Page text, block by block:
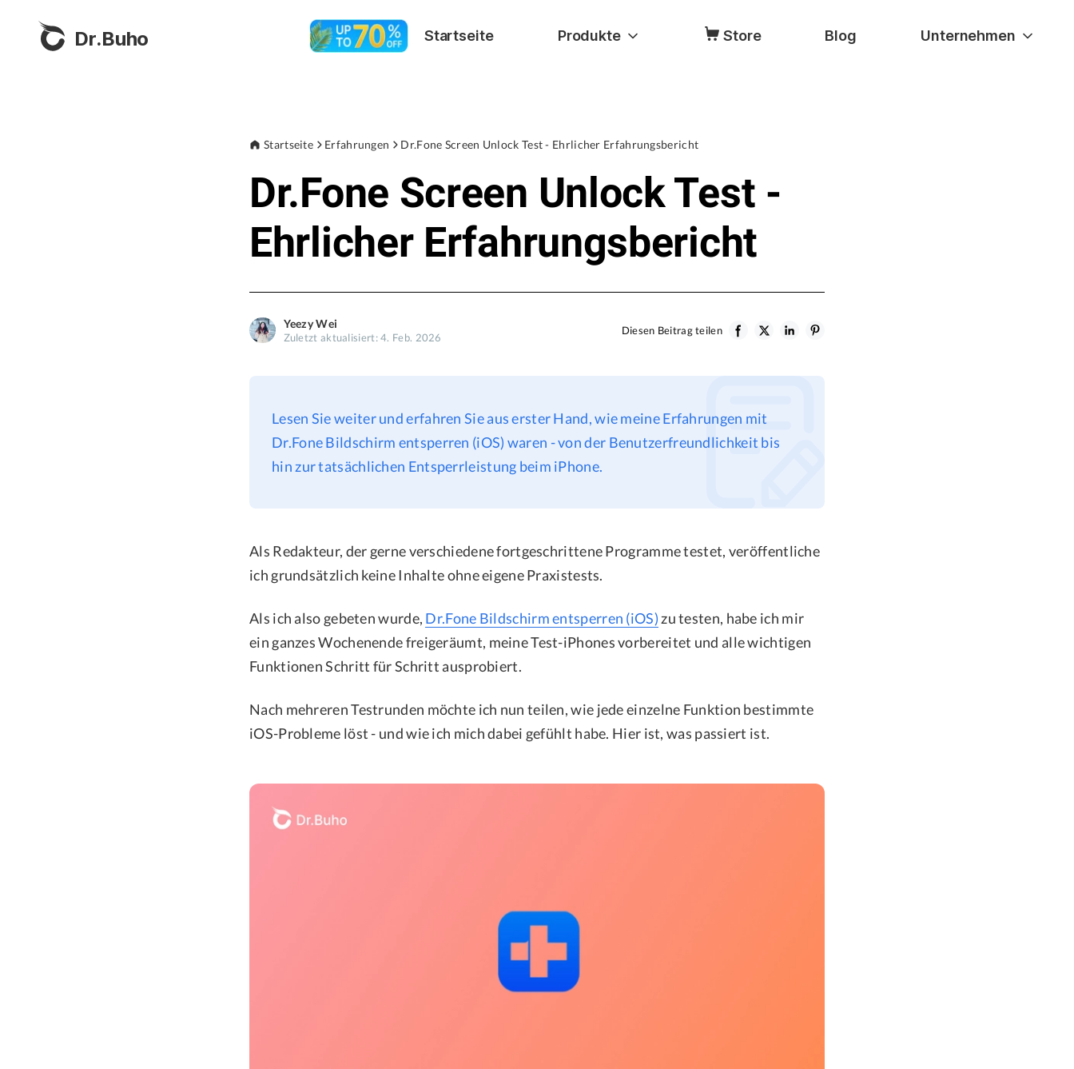
Dr.Buho Startseite Produkte Store Blog Unternehmen
Startseite Erfahrungen Dr.Fone Screen Unlock Test - Ehrlicher Erfahrungsbericht
Dr.Fone Screen Unlock Test -
Ehrlicher Erfahrungsbericht
Yeezy Wei
Zuletzt aktualisiert: 4. Feb. 2026
Diesen Beitrag teilen
Lesen Sie weiter und erfahren Sie aus erster Hand, wie meine Erfahrungen mit
Dr.Fone Bildschirm entsperren (iOS) waren - von der Benutzerfreundlichkeit bis
hin zur tatsächlichen Entsperrleistung beim iPhone.
Als Redakteur, der gerne verschiedene fortgeschrittene Programme testet, veröffentliche
ich grundsätzlich keine Inhalte ohne eigene Praxistests.
Als ich also gebeten wurde, Dr.Fone Bildschirm entsperren (iOS) zu testen, habe ich mir
ein ganzes Wochenende freigeräumt, meine Test-iPhones vorbereitet und alle wichtigen
Funktionen Schritt für Schritt ausprobiert.
Nach mehreren Testrunden möchte ich nun teilen, wie jede einzelne Funktion bestimmte
iOS-Probleme löst - und wie ich mich dabei gefühlt habe. Hier ist, was passiert ist.